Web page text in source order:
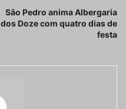
São Pedro anima Albergaria
dos Doze com quatro dias de
festa